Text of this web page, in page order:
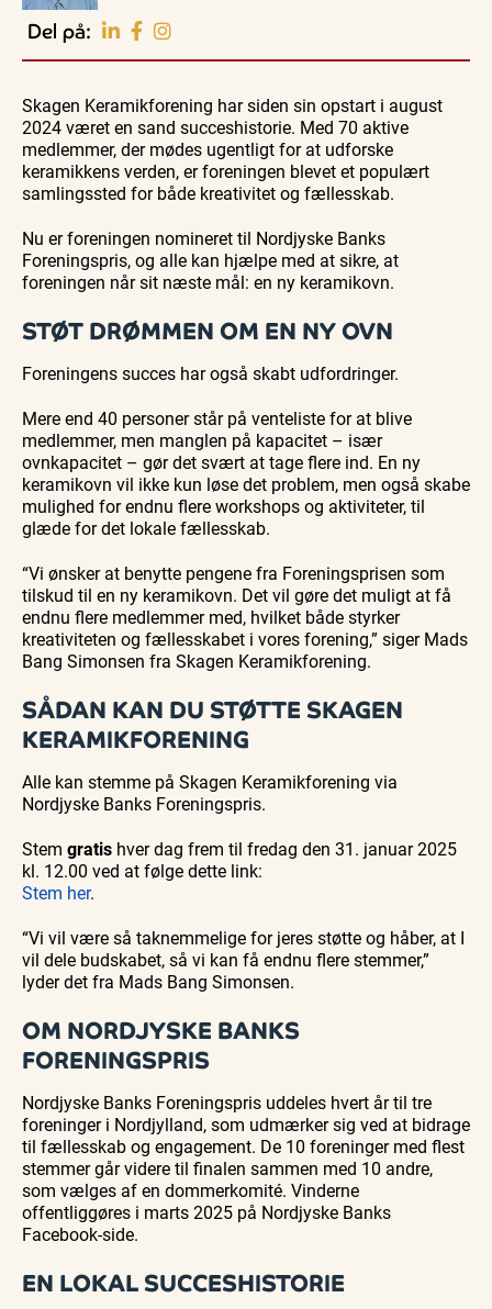
Oplev events i
Vendsyssel
natur og lokale events.
Se events
Guidede ture
Skagen
med
Bedford
bussen
fra 1937
8. aug.
Guidede ture
Skagen
med
Bedford
fra 1937
Familie
Skagen
Del på:
Skagen Keramikforening har siden sin opstart i august
2024 været en sand succeshistorie. Med 70 aktive
medlemmer, der mødes ugentligt for at udforske
keramikkens verden, er foreningen blevet et populært
samlingssted for både kreativitet og fællesskab.
Nu er foreningen nomineret til Nordjyske Banks
Foreningspris, og alle kan hjælpe med at sikre, at
foreningen når sit næste mål: en ny keramikovn.
STØT DRØMMEN OM EN NY OVN
Foreningens succes har også skabt udfordringer.
Mere end 40 personer står på venteliste for at blive
medlemmer, men manglen på kapacitet – især
ovnkapacitet – gør det svært at tage flere ind. En ny
keramikovn vil ikke kun løse det problem, men også skabe
mulighed for endnu flere workshops og aktiviteter, til
glæde for det lokale fællesskab.
“Vi ønsker at benytte pengene fra Foreningsprisen som
tilskud til en ny keramikovn. Det vil gøre det muligt at få
endnu flere medlemmer med, hvilket både styrker
kreativiteten og fællesskabet i vores forening,” siger Mads
Bang Simonsen fra Skagen Keramikforening.
SÅDAN KAN DU STØTTE SKAGEN
KERAMIKFORENING
Alle kan stemme på Skagen Keramikforening via
Nordjyske Banks Foreningspris.
Stem gratis hver dag frem til fredag den 31. januar 2025
kl. 12.00 ved at følge dette link:
Stem her.
“Vi vil være så taknemmelige for jeres støtte og håber, at I
vil dele budskabet, så vi kan få endnu flere stemmer,”
lyder det fra Mads Bang Simonsen.
OM NORDJYSKE BANKS
FORENINGSPRIS
Nordjyske Banks Foreningspris uddeles hvert år til tre
foreninger i Nordjylland, som udmærker sig ved at bidrage
til fællesskab og engagement. De 10 foreninger med flest
stemmer går videre til finalen sammen med 10 andre,
som vælges af en dommerkomité. Vinderne
offentliggøres i marts 2025 på Nordjyske Banks
Facebook-side.
EN LOKAL SUCCESHISTORIE